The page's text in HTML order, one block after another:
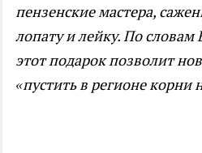
пензенские мастера,
лопату и лейку. По словам
этот подарок позволит
«пустить в регионе корни